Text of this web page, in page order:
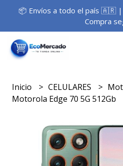
📦 Envíos a todo el país 🇦🇷 |
Compra
Inicio CELULARES
Motorola Edge 70 5G 512Gb